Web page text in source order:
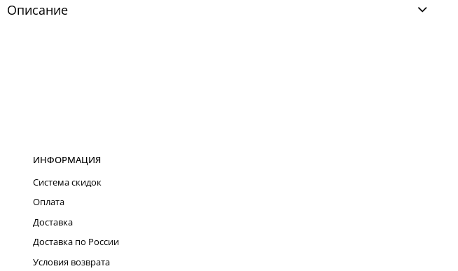
Описание
ИНФОРМАЦИЯ
Система скидок
Оплата
Доставка
Доставка по России
Условия возврата